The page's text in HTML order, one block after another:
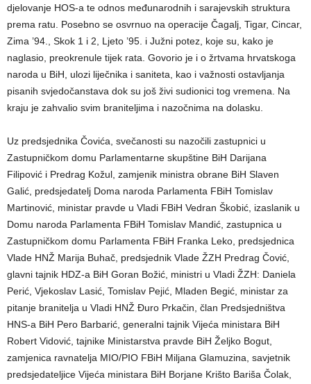
djelovanje HOS-a te odnos međunarodnih i sarajevskih struktura
prema ratu. Posebno se osvrnuo na operacije Čagalj, Tigar, Cincar,
Zima ’94., Skok 1 i 2, Ljeto ’95. i Južni potez, koje su, kako je
naglasio, preokrenule tijek rata. Govorio je i o žrtvama hrvatskoga
naroda u BiH, ulozi liječnika i saniteta, kao i važnosti ostavljanja
pisanih svjedočanstava dok su još živi sudionici tog vremena. Na
kraju je zahvalio svim braniteljima i nazočnima na dolasku.
Uz predsjednika Čovića, svečanosti su nazočili zastupnici u
Zastupničkom domu Parlamentarne skupštine BiH Darijana
Filipović i Predrag Kožul, zamjenik ministra obrane BiH Slaven
Galić, predsjedatelj Doma naroda Parlamenta FBiH Tomislav
Martinović, ministar pravde u Vladi FBiH Vedran Škobić, izaslanik u
Domu naroda Parlamenta FBiH Tomislav Mandić, zastupnica u
Zastupničkom domu Parlamenta FBiH Franka Leko, predsjednica
Vlade HNŽ Marija Buhač, predsjednik Vlade ŽZH Predrag Čović,
glavni tajnik HDZ-a BiH Goran Božić, ministri u Vladi ŽZH: Daniela
Perić, Vjekoslav Lasić, Tomislav Pejić, Mladen Begić, ministar za
pitanje branitelja u Vladi HNŽ Đuro Prkačin, član Predsjedništva
HNS-a BiH Pero Barbarić, generalni tajnik Vijeća ministara BiH
Robert Vidović, tajnike Ministarstva pravde BiH Željko Bogut,
zamjenica ravnatelja MIO/PIO FBiH Miljana Glamuzina, savjetnik
predsjedateljice Vijeća ministara BiH Borjane Krišto Bariša Čolak,